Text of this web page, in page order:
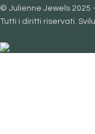
© Julienne Jewels 2025 -
Tutti i diritti riservati.